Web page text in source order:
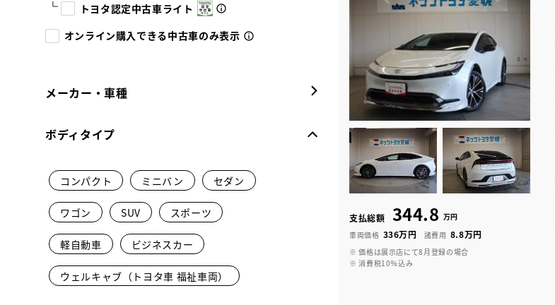
トヨタ認定中古車ライト
オンライン購入できる中古車のみ表示
メーカー・車種
ボディタイプ
コンパクト ミニバン セダン
ワゴン SUV スポーツ
軽自動車 ビジネスカー
ウェルキャブ（トヨタ車 福祉車両）
支払総額 344.8 万円
車両価格 336万円 諸費用 8.8万円
※ 価格は展示店にて8月登録の場合
※ 消費税10％込み